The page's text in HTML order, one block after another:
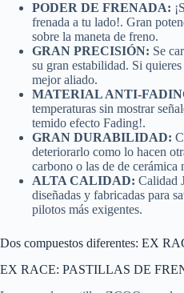
PODER DE FRENADA:
frenada a tu lado!. Gran
sobre la maneta de freno.
GRAN PRECISIÓN: Se
su gran estabilidad. Si
mejor aliado.
MATERIAL ANTI-
temperaturas sin mostrar
temido efecto Fading!.
GRAN DURABILIDAD:
deteriorarlo como lo hacen
carbono o las de de cerámica
ALTA CALIDAD: Calidad
diseñadas y fabricadas para
pilotos más exigentes.
Dos compuestos diferentes: EX
EX RACE: PASTILLAS DE